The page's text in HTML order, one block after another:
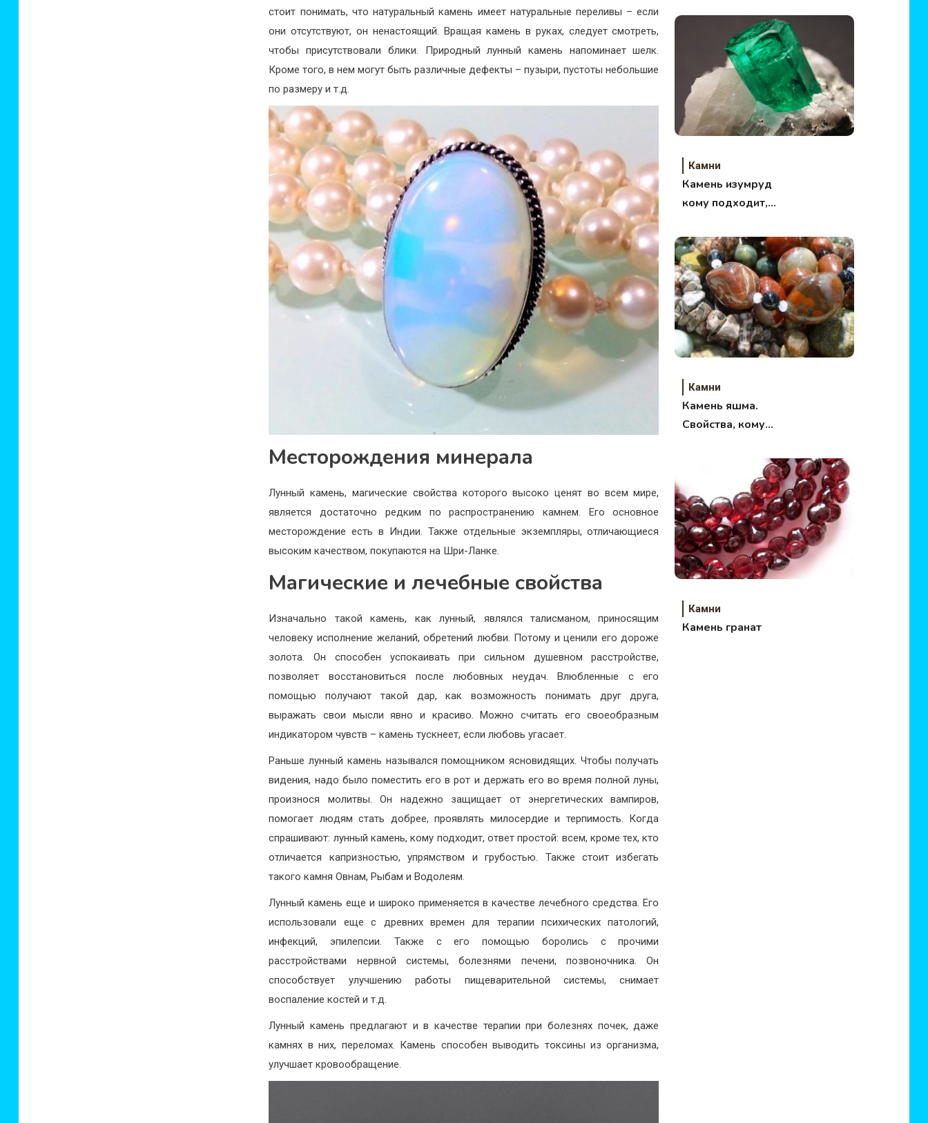
стоит понимать, что натуральный камень имеет натуральные переливы – если
они отсутствуют, он ненастоящий. Вращая камень в руках, следует смотреть,
чтобы присутствовали блики. Природный лунный камень напоминает шелк.
Кроме того, в нем могут быть различные дефекты – пузыри, пустоты небольшие
по размеру и т.д.
Месторождения минерала
Лунный камень, магические свойства которого высоко ценят во всем мире,
является достаточно редким по распространению камнем. Его основное
месторождение есть в Индии. Также отдельные экземпляры, отличающиеся
высоким качеством, покупаются на Шри-Ланке.
Магические и лечебные свойства
Изначально такой камень, как лунный, являлся талисманом, приносящим
человеку исполнение желаний, обретений любви. Потому и ценили его дороже
золота. Он способен успокаивать при сильном душевном расстройстве,
позволяет восстановиться после любовных неудач. Влюбленные с его
помощью получают такой дар, как возможность понимать друг друга,
выражать свои мысли явно и красиво. Можно считать его своеобразным
индикатором чувств – камень тускнеет, если любовь угасает.
Раньше лунный камень назывался помощником ясновидящих. Чтобы получать
видения, надо было поместить его в рот и держать его во время полной луны,
произнося молитвы. Он надежно защищает от энергетических вампиров,
помогает людям стать добрее, проявлять милосердие и терпимость. Когда
спрашивают: лунный камень, кому подходит, ответ простой: всем, кроме тех, кто
отличается капризностью, упрямством и грубостью. Также стоит избегать
такого камня Овнам, Рыбам и Водолеям.
Лунный камень еще и широко применяется в качестве лечебного средства. Его
использовали еще с древних времен для терапии психических патологий,
инфекций, эпилепсии. Также с его помощью боролись с прочими
расстройствами нервной системы, болезнями печени, позвоночника. Он
способствует улучшению работы пищеварительной системы, снимает
воспаление костей и т.д.
Лунный камень предлагают и в качестве терапии при болезнях почек, даже
камнях в них, переломах. Камень способен выводить токсины из организма,
улучшает кровообращение.
Камни
Камень изумруд
кому подходит,
Камни
Камень яшма.
Свойства, кому
Камни
Камень гранат